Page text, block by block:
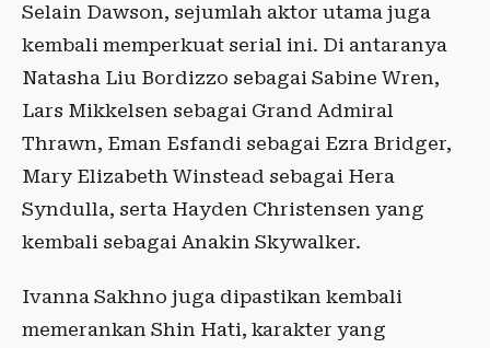
Selain Dawson, sejumlah aktor utama juga
kembali memperkuat serial ini. Di antaranya
Natasha Liu Bordizzo sebagai Sabine Wren,
Lars Mikkelsen sebagai Grand Admiral
Thrawn, Eman Esfandi sebagai Ezra Bridger,
Mary Elizabeth Winstead sebagai Hera
Syndulla, serta Hayden Christensen yang
kembali sebagai Anakin Skywalker.
Ivanna Sakhno juga dipastikan kembali
memerankan Shin Hati, karakter yang